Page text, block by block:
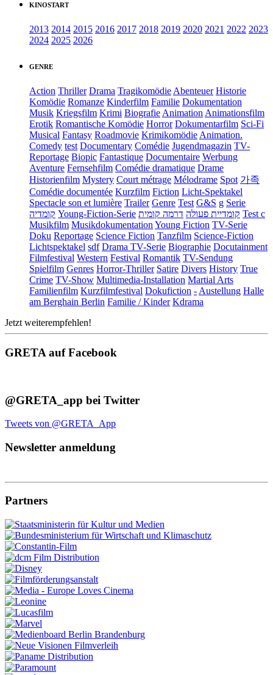
KINOSTART
2013 2014 2015 2016 2017 2018 2019 2020 2021 2022 2023
2024 2025 2026
GENRE
Action Thriller Drama TragikomödieAbenteuer Historie
Komödie Romanze Kinderfilm Familie Dokumentation
Musik Kriegsfilm Krimi BiografieAnimationAnimationsfilm
Erotik Romantische Komödie Horror Dokumentarfilm Sci-Fi
Musical Fantasy Roadmovie KrimikomödieAnimation.
Comedy test Documentary Comédie Jugendmagazin TV-
Reportage Biopic Fantastique Documentaire Werbung
Aventure Fernsehfilm Comédie dramatique Drame
Historienfilm Mystery Court métrage Mélodrame Spot 가족
Comédie documentée Kurzfilm Fiction Licht-Spektakel
Spectacle son et lumière Trailer Genre Test G&S g Serie
קומדיה Young-Fiction-Serie קומדיית פעולה דרמה קומית
Test c
Musikfilm MusikdokumentationYoung Fiction TV-Serie
Doku Reportage Science Fiction Tanzfilm Science-Fiction
Lichtspektakel sdf Drama TV-Serie Biographie Docutainment
Filmfestival Western Festival Romantik TV-Sendung
Spielfilm Genres Horror-Thriller Satire Divers History True
Crime TV-Show Multimedia-Installation Martial Arts
Familienfilm Kurzfilmfestival Dokufiction -Austellung Halle
am Berghain Berlin Familie / Kinder Kdrama
Jetzt weiterempfehlen!
GRETA auf Facebook
@GRETA_app bei Twitter
Tweets von @GRETA_App
Newsletter anmeldung
Partners